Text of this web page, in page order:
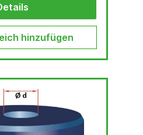
hinzufügen